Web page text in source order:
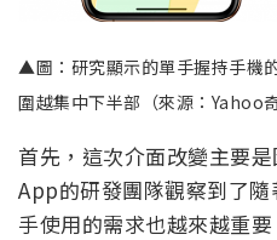
▲圖：研究顯示的單手握持手機
圍越集中下半部（來源：Yahoo
首先，這次介面改變主要
App的研發團隊觀察到了
手使用的需求也越來越重